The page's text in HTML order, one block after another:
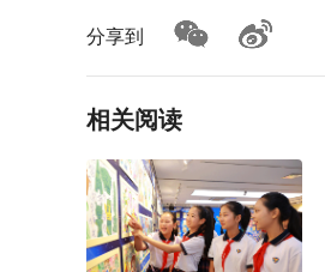
分享到
相关阅读